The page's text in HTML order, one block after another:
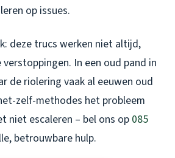
op issues.
deze trucs werken niet altijd,
In een oud pand in
de riolering vaak al eeuwen oud
zelf-methodes het probleem
niet escaleren – bel ons op085
betrouwbare hulp.